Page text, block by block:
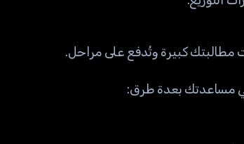
مطالبتك كبيرة وتُدفع على مراحل.
مساعدتك بعدة طرق: